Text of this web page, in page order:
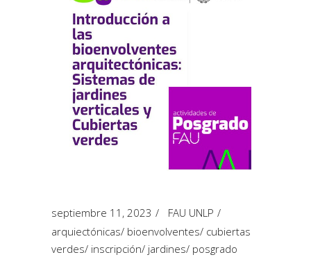
septiembre 11, 2023
FAU UNLP
arquiectónicas/ bioenvolventes/ cubiertas
verdes/ inscripción/ jardines/ posgrado